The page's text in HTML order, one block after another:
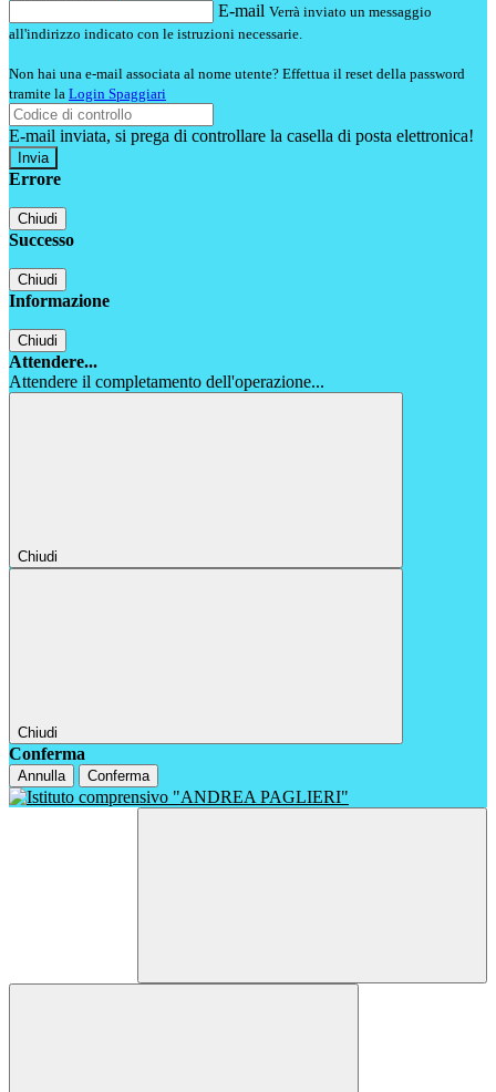
E-mail Verrà inviato un messaggio
all'indirizzo indicato con le istruzioni necessarie.
Non hai una e-mail associata al nome utente? Effettua il reset della password
tramite la Login Spaggiari
E-mail inviata, si prega di controllare la casella di posta elettronica!
Errore
Chiudi
Successo
Chiudi
Informazione
Chiudi
Attendere...
Attendere il completamento dell'operazione...
Chiudi
Chiudi
Conferma
Annulla Conferma